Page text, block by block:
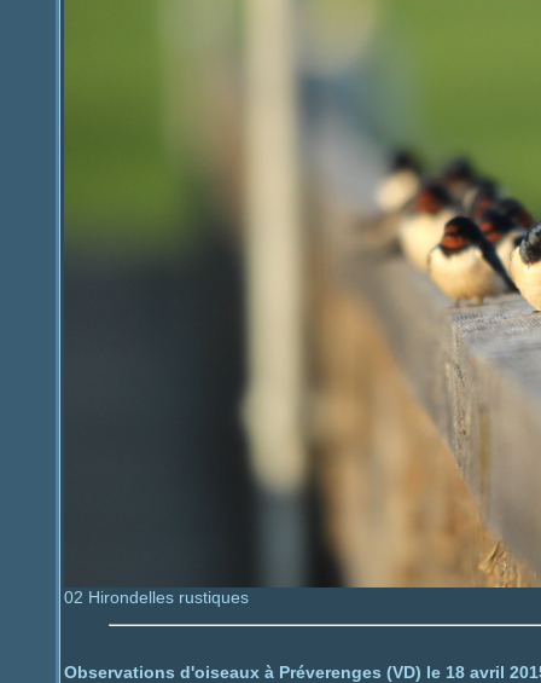
02 Hirondelles rustiques
Observations d'oiseaux à Préverenges (VD) le 18 avril